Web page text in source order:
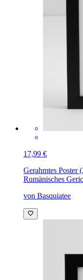
17,99 €
Gerahmtes Poster
Rumänisches
von Basquiatee